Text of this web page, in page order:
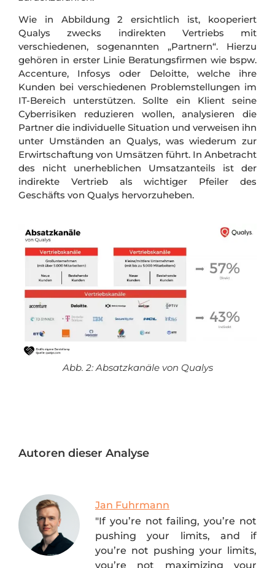
Wie in Abbildung 2 ersichtlich ist, kooperiert
Qualys zwecks indirekten Vertriebs mit
verschiedenen, sogenannten „Partnern“. Hierzu
gehören in erster Linie Beratungsfirmen wie bspw.
Accenture, Infosys oder Deloitte, welche ihre
Kunden bei verschiedenen Problemstellungen im
IT-Bereich unterstützen. Sollte ein Klient seine
Cyberrisiken reduzieren wollen, analysieren die
Partner die individuelle Situation und verweisen ihn
unter Umständen an Qualys, was wiederum zur
Erwirtschaftung von Umsätzen führt. In Anbetracht
des nicht unerheblichen Umsatzanteils ist der
indirekte Vertrieb als wichtiger Pfeiler des
Geschäfts von Qualys hervorzuheben.
Abb. 2: Absatzkanäle von Qualys
Autoren dieser Analyse
Jan Fuhrmann
"If you’re not failing, you’re not
pushing your limits, and if
you’re not pushing your limits,
you’re not maximizing your